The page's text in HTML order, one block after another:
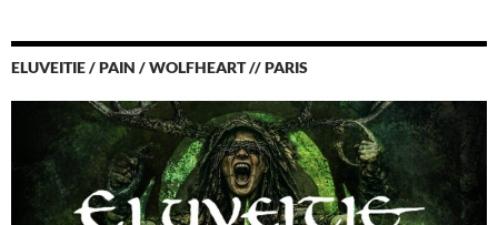
ELUVEITIE / PAIN / WOLFHEART // PARIS